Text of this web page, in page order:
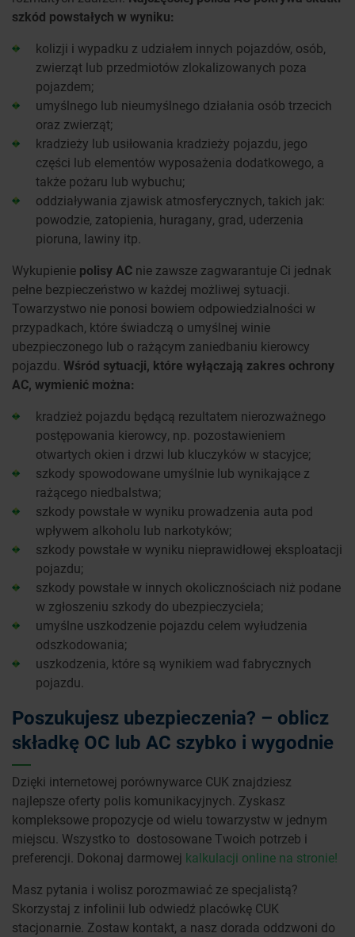
szkód powstałych w wyniku:
kolizji i wypadku z udziałem innych pojazdów, osób,
zwierząt lub przedmiotów zlokalizowanych poza
pojazdem;
umyślnego lub nieumyślnego działania osób trzecich
oraz zwierząt;
kradzieży lub usiłowania kradzieży pojazdu, jego
części lub elementów wyposażenia dodatkowego, a
także pożaru lub wybuchu;
oddziaływania zjawisk atmosferycznych, takich jak:
powodzie, zatopienia, huragany, grad, uderzenia
pioruna, lawiny itp.
Wykupienie polisy AC nie zawsze zagwarantuje Ci jednak
pełne bezpieczeństwo w każdej możliwej sytuacji.
Towarzystwo nie ponosi bowiem odpowiedzialności w
przypadkach, które świadczą o umyślnej winie
ubezpieczonego lub o rażącym zaniedbaniu kierowcy
pojazdu. Wśród sytuacji, które wyłączają zakres ochrony
AC, wymienić można:
kradzież pojazdu będącą rezultatem nierozważnego
postępowania kierowcy, np. pozostawieniem
otwartych okien i drzwi lub kluczyków w stacyjce;
szkody spowodowane umyślnie lub wynikające z
rażącego niedbalstwa;
szkody powstałe w wyniku prowadzenia auta pod
wpływem alkoholu lub narkotyków;
szkody powstałe w wyniku nieprawidłowej eksploatacji
pojazdu;
szkody powstałe w innych okolicznościach niż podane
w zgłoszeniu szkody do ubezpieczyciela;
umyślne uszkodzenie pojazdu celem wyłudzenia
odszkodowania;
uszkodzenia, które są wynikiem wad fabrycznych
pojazdu.
Poszukujesz ubezpieczenia? – oblicz
składkę OC lub AC szybko i wygodnie
Dzięki internetowej porównywarce CUK znajdziesz
najlepsze oferty polis komunikacyjnych. Zyskasz
kompleksowe propozycje od wielu towarzystw w jednym
miejscu. Wszystko to dostosowane Twoich potrzeb i
preferencji. Dokonaj darmowej kalkulacji online na stronie!
Masz pytania i wolisz porozmawiać ze specjalistą?
Skorzystaj z infolinii lub odwiedź placówkę CUK
stacjonarnie. Zostaw kontakt, a nasz dorada oddzwoni do